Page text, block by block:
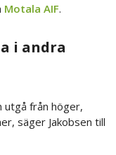
Motala AIF.
i andra
utgå från höger,
säger Jakobsen till